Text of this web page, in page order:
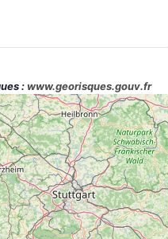
: www.georisques.gouv.fr